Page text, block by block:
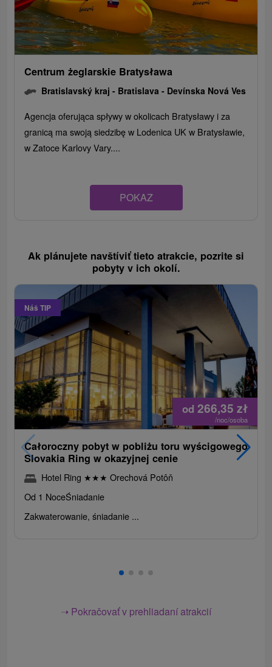
Centrum żeglarskie Bratysława
Bratislavský kraj - Bratislava - Devínska Nová Ves
Agencja oferująca spływy w okolicach Bratysławy i za
granicą ma swoją siedzibę w Lodenica UK w Bratysławie,
w Zatoce Karlovy Vary....
POKAZ
Ak plánujete navštíviť tieto atrakcie, pozrite si
pobyty v ich okolí.
Náš TIP
od 266,35zł
/noc/osoba
Całoroczny pobyt w pobliżu toru wyścigowego
Slovakia Ring w okazyjnej cenie
Hotel Ring ★★★ Orechová Potôň
Od 1 NoceŚniadanie
Zakwaterowanie, śniadanie ...
➝ Pokračovať v prehliadaní atrakcií